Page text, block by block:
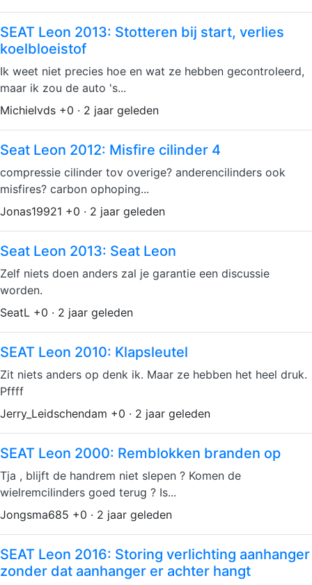
SEAT Leon 2013: Stotteren bij start, verlies
koelbloeistof
Ik weet niet precies hoe en wat ze hebben gecontroleerd,
maar ik zou de auto 's...
Michielvds +0 · 2 jaar geleden
Seat Leon 2012: Misfire cilinder 4
compressie cilinder tov overige? anderencilinders ook
misfires? carbon ophoping...
Jonas19921 +0 · 2 jaar geleden
Seat Leon 2013: Seat Leon
Zelf niets doen anders zal je garantie een discussie
worden.
SeatL +0 · 2 jaar geleden
SEAT Leon 2010: Klapsleutel
Zit niets anders op denk ik. Maar ze hebben het heel druk.
Pffff
Jerry_Leidschendam +0 · 2 jaar geleden
SEAT Leon 2000: Remblokken branden op
Tja , blijft de handrem niet slepen ? Komen de
wielremcilinders goed terug ? Is...
Jongsma685 +0 · 2 jaar geleden
SEAT Leon 2016: Storing verlichting aanhanger
zonder dat aanhanger er achter hangt